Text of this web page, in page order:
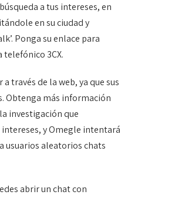
a tus intereses, en
en su ciudad y
Ponga su enlace para
3CX.
través de la web, ya que sus
Obtenga más información
investigación que
y Omegle intentará
usuarios aleatorios chats
abrir un chat con